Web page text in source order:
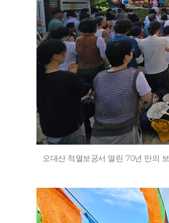
오대산 적멸보궁서 열린 ‘70년 만의